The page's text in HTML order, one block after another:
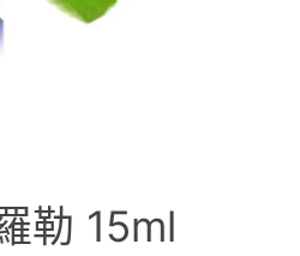
勒 15ml